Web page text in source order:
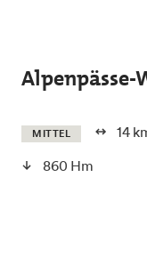
Alpenpässe-
MITTEL 14
860 Hm